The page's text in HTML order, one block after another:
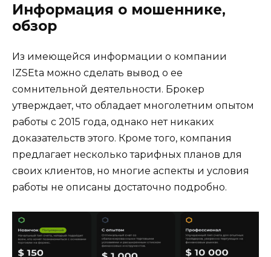
Информация о мошеннике,
обзор
Из имеющейся информации о компании
IZSEta можно сделать вывод о ее
сомнительной деятельности. Брокер
утверждает, что обладает многолетним опытом
работы с 2015 года, однако нет никаких
доказательств этого. Кроме того, компания
предлагает несколько тарифных планов для
своих клиентов, но многие аспекты и условия
работы не описаны достаточно подробно.